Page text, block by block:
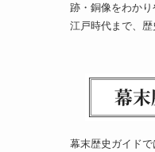
跡・銅像をわか
江戸時代まで、
幕末歴史ガイド